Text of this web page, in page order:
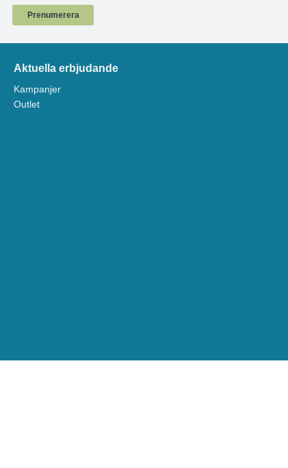
Prenumerera
Aktuella erbjudande
Kampanjer
Outlet